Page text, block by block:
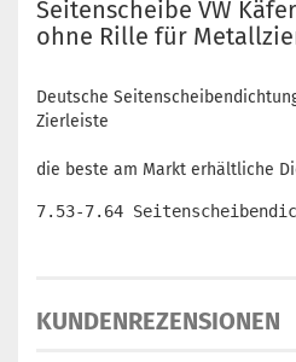
Seitenscheibe VW
ohne Rille für
Deutsche
Zierleiste
die beste am Markt erhältliche
7.53-7.64
KUNDENREZENSIONEN